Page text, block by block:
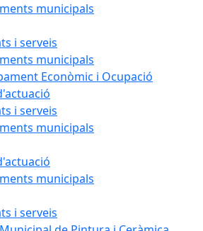
municipals
i serveis
municipals
Econòmic i Ocupació
i serveis
municipals
municipals
i serveis